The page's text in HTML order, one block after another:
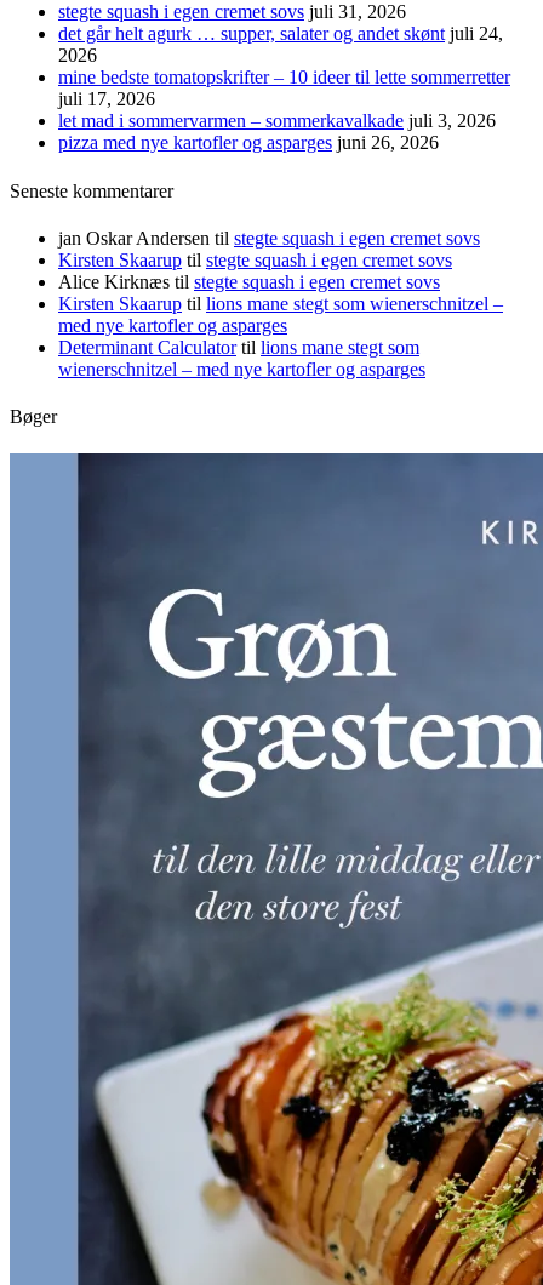
stegte squash i egen cremet sovs juli 31, 2026
det går helt agurk … supper, salater og andet skønt juli 24,
2026
mine bedste tomatopskrifter – 10 ideer til lette sommerretter
juli 17, 2026
let mad i sommervarmen – sommerkavalkade juli 3, 2026
pizza med nye kartofler og asparges juni 26, 2026
Seneste kommentarer
jan Oskar Andersen til stegte squash i egen cremet sovs
Kirsten Skaarup til stegte squash i egen cremet sovs
Alice Kirknæs til stegte squash i egen cremet sovs
Kirsten Skaarup til lions mane stegt som wienerschnitzel –
med nye kartofler og asparges
Determinant Calculatortil lions mane stegt som
wienerschnitzel – med nye kartofler og asparges
Bøger